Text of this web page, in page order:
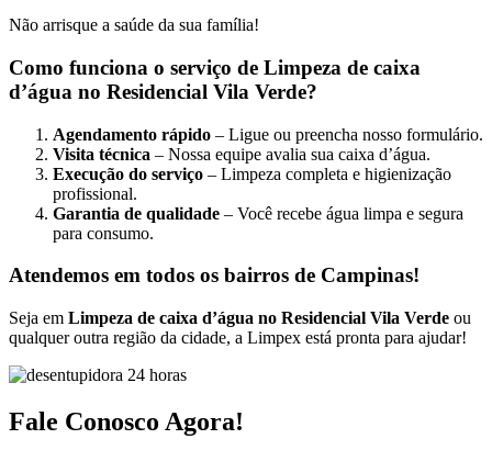
Não arrisque a saúde da sua família!
Como funciona o serviço de Limpeza de caixa
d’água no Residencial Vila Verde?
Agendamento rápido – Ligue ou preencha nosso formulário.
Visita técnica – Nossa equipe avalia sua caixa d’água.
Execução do serviço – Limpeza completa e higienização
profissional.
Garantia de qualidade – Você recebe água limpa e segura
para consumo.
Atendemos em todos os bairros de Campinas!
Seja em Limpeza de caixa d’água no Residencial Vila Verde ou
qualquer outra região da cidade, a Limpex está pronta para ajudar!
Fale Conosco Agora!